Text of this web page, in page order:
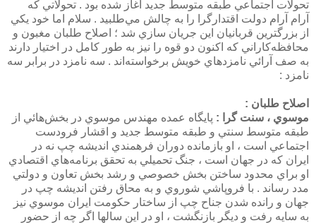
تحولات اجتماعي طبقه متوسط جديد آغاز شده بود . تحولاتي كه
آرام آرام دولت اقتدارگرا را به چالش مي‌طلبيد . سلام اما خود يكي
از بزرگترين قربانيان اين جريان سازي شد ؛ اصلاح طلبان مغبون و
محافظه‌كاراني كه اكنون دو قوه را نيز به طور كامل در اختيار دارند
به صف آرائي نامزدهاي خويش برخواسته‌اند . سه نامزد در برابر سه
نامزد :
اصلاح طلبان :
موسوي ، سنت گرا : پايگاه عمده مهندس موسوي در بخش‌هائي از
طبقه متوسط سنتي و طبقه متوسط جديد و اقشار فرودست
اجتماعي است ، او بازمانده دوران فرهمندي انديشه چپ نه در
ايران كه در جهان است ، جنگ تحميلي به تحقق برنامه‌هاي اقتصادي
او براي محدود ساختن بخش خصوصي و رشد بخش تعاون و دولتي
مدد رساند . با فروپاشي شوروي و به محاق رفتن انديشه چپ در
جهان و رانده شدن جناح چپ از ساختار حكومت ايران موسوي نيز
به سايه رفت و ديگر بازنگشت ،‌ او در اين سالها اگر چه از حضور